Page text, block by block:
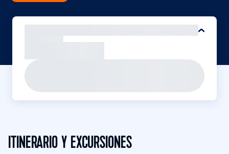
ITINERARIO Y EXCURSIONES